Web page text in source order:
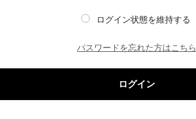
ログイン状態を維持する
パスワードを忘れた方はこちら
ログイン